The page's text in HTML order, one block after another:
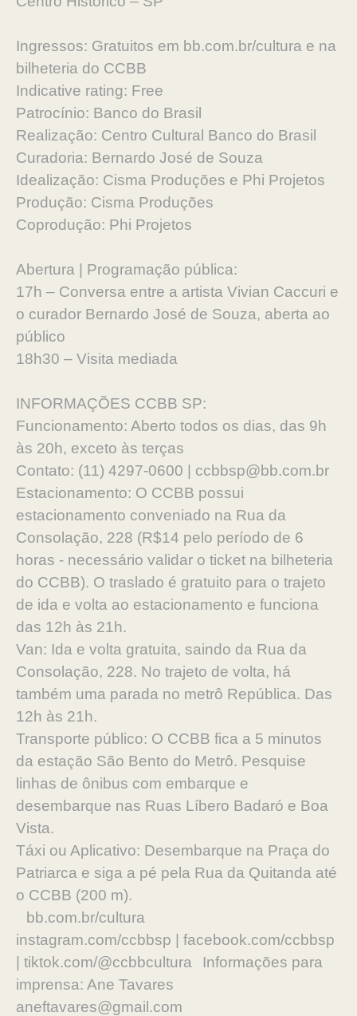
Ingressos: Gratuitos em bb.com.br/cultura e na
bilheteria do CCBB
Indicative rating: Free
Patrocínio: Banco do Brasil
Realização: Centro Cultural Banco do Brasil
Curadoria: Bernardo José de Souza
Idealização: Cisma Produções e Phi Projetos
Produção: Cisma Produções
Coprodução: Phi Projetos
Abertura | Programação pública:
17h – Conversa entre a artista Vivian Caccuri e
o curador Bernardo José de Souza, aberta ao
público
18h30 – Visita mediada
INFORMAÇÕES CCBB SP:
Funcionamento: Aberto todos os dias, das 9h
às 20h, exceto às terças
Contato: (11) 4297-0600 | ccbbsp@bb.com.br
Estacionamento: O CCBB possui
estacionamento conveniado na Rua da
Consolação, 228 (R$14 pelo período de 6
horas - necessário validar o ticket na bilheteria
do CCBB). O traslado é gratuito para o trajeto
de ida e volta ao estacionamento e funciona
das 12h às 21h.
Van: Ida e volta gratuita, saindo da Rua da
Consolação, 228. No trajeto de volta, há
também uma parada no metrô República. Das
12h às 21h.
Transporte público: O CCBB fica a 5 minutos
da estação São Bento do Metrô. Pesquise
linhas de ônibus com embarque e
desembarque nas Ruas Líbero Badaró e Boa
Vista.
Táxi ou Aplicativo: Desembarque na Praça do
Patriarca e siga a pé pela Rua da Quitanda até
o CCBB (200 m).
bb.com.br/cultura
instagram.com/ccbbsp | facebook.com/ccbbsp
| tiktok.com/@ccbbcultura Informações para
imprensa: Ane Tavares
aneftavares@gmail.com